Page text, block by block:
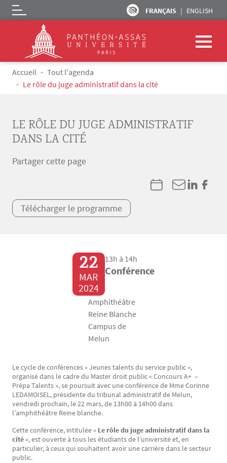
Aller au contenu principal
FRANÇAIS ENGLISH
Logo
Fil d'Ariane
Accueil
Tout l'agenda
Le rôle du juge administratif dans la cité
LE RÔLE DU JUGE ADMINISTRATIF
DANS LA CITÉ
Partager cette page
Télécharger le programme
22
MAR
2024
13h à 14h
Conférence
Amphithéâtre
Reine Blanche
Campus de
Melun
Texte
Le cycle de conférences « Jeunes talents du service public »,
organisé dans le cadre du Master droit public « Concours A+ –
Prépa Talents », se poursuit avec une conférence de Mme Corinne
LEDAMOISEL, présidente du tribunal administratif de Melun,
vendredi prochain, le 22 mars, de 13h00 à 14h00 dans
l’amphithéâtre Reine blanche.
Cette conférence, intitulée « Le rôle du juge administratif dans la
cité », est ouverte à tous les étudiants de l’université et, en
particulier, à ceux qui souhaitent avoir une carrière dans le secteur
public.